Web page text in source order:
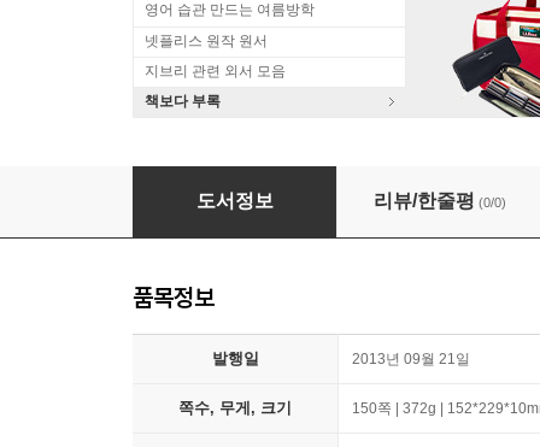
영어 습관 만드는 여름방학
넷플리스 원작 원서
지브리 관련 외서 모음
책보다 부록
The Cradle Will Rock: A Play In Music
도서정보 리뷰/한줄평 (0/0)
품목정보
발행일 2013년 09월 21일
쪽수, 무게, 크기 150쪽 | 372g |